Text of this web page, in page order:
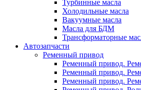
Турбинные масла
Холодильные масла
Вакуумные масла
Масла для БДМ
Трансформаторные
Автозапчасти
Ременный привод
Ременный привод.
Ременный привод.
Ременный привод.